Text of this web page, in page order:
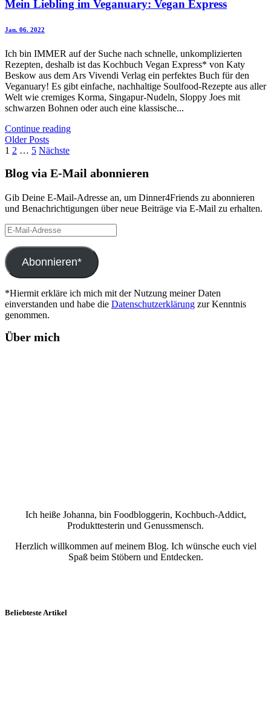
Mein Liebling im Veganuary: Vegan Express
Jan. 06. 2022
Ich bin IMMER auf der Suche nach schnelle, unkomplizierten
Rezepten, deshalb ist das Kochbuch Vegan Express* von Katy
Beskow aus dem Ars Vivendi Verlag ein perfektes Buch für den
Veganuary! Es gibt einfache, nachhaltige Soulfood-Rezepte aus aller
Welt wie cremiges Korma, Singapur-Nudeln, Sloppy Joes mit
schwarzen Bohnen oder auch eine klassische...
Continue reading
Older Posts
Seitennummerierung
der
Beiträge
1 2 … 5 Nächste
Blog via E-Mail abonnieren
Gib Deine E-Mail-Adresse an, um Dinner4Friends zu abonnieren
und Benachrichtigungen über neue Beiträge via E-Mail zu erhalten.
E-
Mail-
Adresse
Abonnieren*
*Hiermit erkläre ich mich mit der Nutzung meiner Daten
einverstanden und habe die Datenschutzerklärung zur Kenntnis
genommen.
Über mich
Ich heiße Johanna, bin Foodbloggerin, Kochbuch-Addict,
Produkttesterin und Genussmensch.
Herzlich willkommen auf meinem Blog. Ich wünsche euch viel
Spaß beim Stöbern und Entdecken.
Beliebteste Artikel